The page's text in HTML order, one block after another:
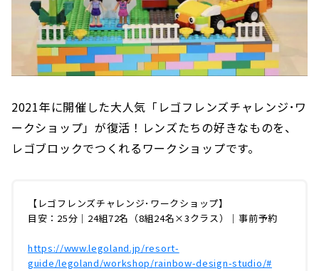
2021年に開催した大人気「レゴフレンズチャレンジ･ワ
ークショップ」が復活！レンズたちの好きなものを、
レゴブロックでつくれるワークショップです。
【レゴフレンズチャレンジ･ワークショップ】
目安：25分｜24組72名（8組24名×3クラス）｜事前予約
https://www.legoland.jp/resort-
guide/legoland/workshop/rainbow-design-studio/#